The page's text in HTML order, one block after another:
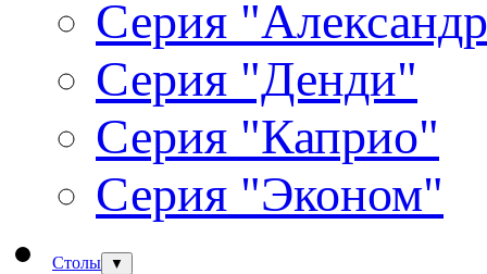
Серия
Серия "Денди"
Серия "Каприо"
Серия "Эконом"
Столы ▼